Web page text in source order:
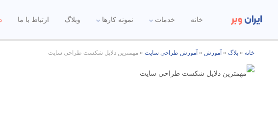
خانه خدمات نمونه کارها وبلاگ ارتباط با ما
خانه » بلاگ » آموزش » آموزش طراحی سایت » مهمترین دلایل شکست طراحی سایت